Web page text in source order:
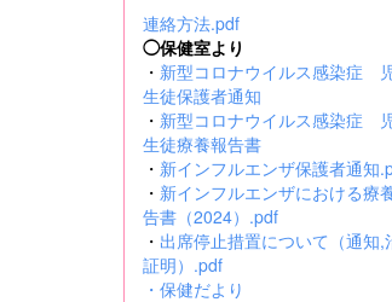
連絡方法.pdf
◯保健室より
・ 新型コロナウイルス感染症
生徒保護者通知
・ 新型コロナウイルス感染症
生徒療養報告書
・ 新インフルエンザ保護者通知
・ 新インフルエンザにおける療
告書（2024）.pdf
・ 出席停止措置について（通知,
証明）.pdf
・ 保健だより